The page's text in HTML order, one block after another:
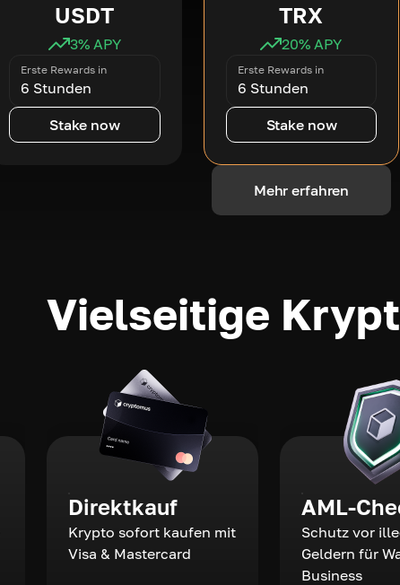
USDT
3% APY
Erste Rewards in
6 Stunden
Stake now
TRX
20% APY
Erste Rewards in
6 Stunden
Stake now
Mehr erfahren
Vielseitige
Direktkauf
Krypto sofort kaufen mit
Visa & Mastercard
AML-
Schutz vor
Geldern für
Business